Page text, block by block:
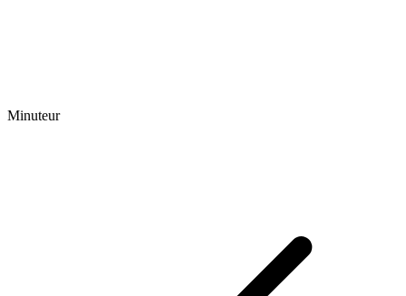
Minuteur